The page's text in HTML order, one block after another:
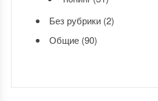
Без рубрики(2)
Общие(90)